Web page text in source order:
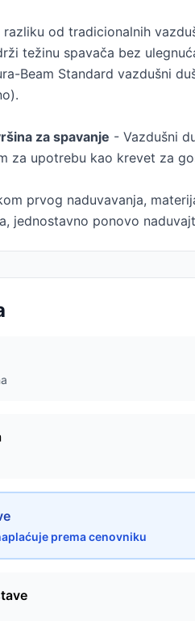
razliku od tradicionalnih
težinu spavača bez
Beam Standard vazdušni
za spavanje - Vazdušni
za upotrebu kao krevet za
prvog naduvavanja,
jednostavno ponovo
prema cenovniku